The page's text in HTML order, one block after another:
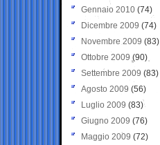
Gennaio 2010 (74)
Dicembre 2009 (74)
Novembre 2009 (83)
Ottobre 2009 (90)
Settembre 2009 (83)
Agosto 2009 (56)
Luglio 2009 (83)
Giugno 2009 (76)
Maggio 2009 (72)